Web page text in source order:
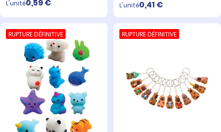
L'unité0,59 € L'unité0,41 €
RUPTURE DÉFINITIVE RUPTURE DÉFINITIVE